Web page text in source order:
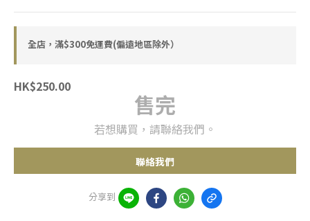
全店，滿$300免運費(偏遠地區除外）
HK$250.00
售完
若想購買，請聯絡我們。
聯絡我們
分享到